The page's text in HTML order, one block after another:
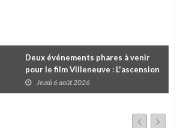
Deux événements phares à venir
pour le film Villeneuve : L'ascension
d'une légende (+ vidéo)
Jeudi 6 août 2026